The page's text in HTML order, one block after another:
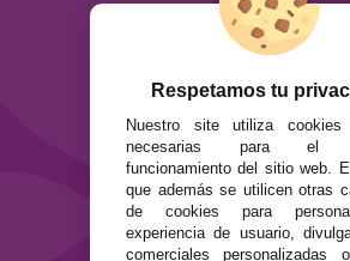
ATENCIÓN AL
Envíos y devoluciones
Formas de pago
Contacto
SEGURIDAD Y
Términos y condiciones
Política de
Respetamos tu
Nuestro site utiliza cookies
necesarias para el
funcionamiento del sitio web.
que además se utilicen otras
de cookies para
experiencia de usuario,
comerciales personalizadas